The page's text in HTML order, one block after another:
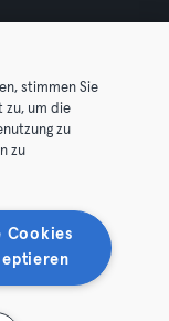
reserved.
widerrufen
stimmen Sie
zu, um die
zu
zu
Cookies